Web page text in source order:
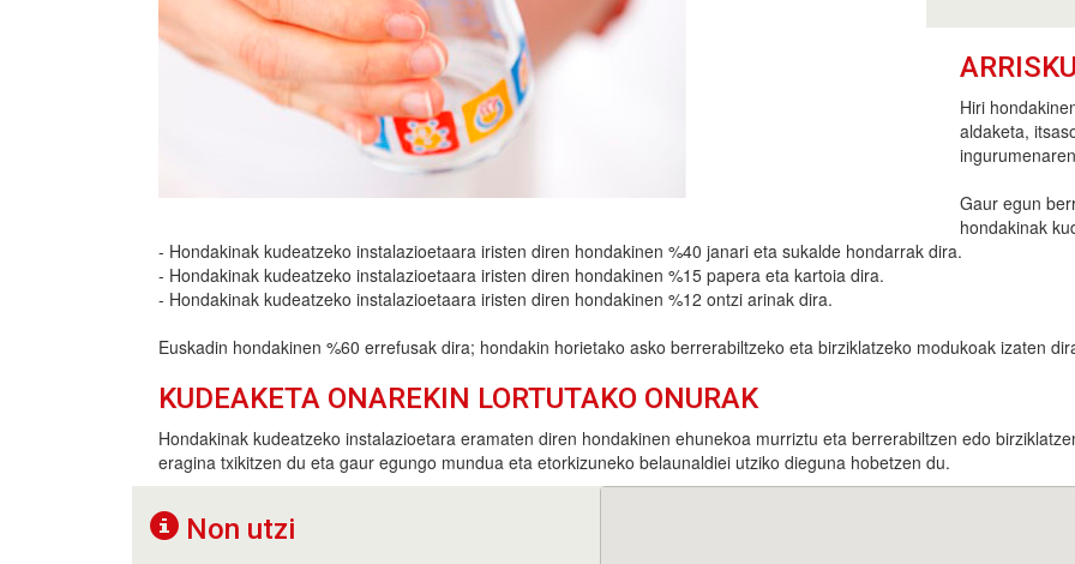
Hiri
aldaketa,
Gaur egun
hondakinak
- Hondakinak kudeatzeko instalazioetaara iristen diren hondakinen %40 janari eta sukalde hondarrak dira.
- Hondakinak kudeatzeko instalazioetaara iristen diren hondakinen %15 papera eta kartoia dira.
- Hondakinak kudeatzeko instalazioetaara iristen diren hondakinen %12 ontzi arinak dira.
Euskadin hondakinen %60 errefusak dira; hondakin horietako asko berrerabiltzeko eta birziklatzeko modukoak izaten
KUDEAKETA ONAREKIN LORTUTAKO ONURAK
Hondakinak kudeatzeko instalazioetara eramaten diren hondakinen ehunekoa murriztu eta berrerabiltzen edo
eragina txikitzen du eta gaur egungo mundua eta etorkizuneko belaunaldiei utziko dieguna hobetzen du.
Non utzi